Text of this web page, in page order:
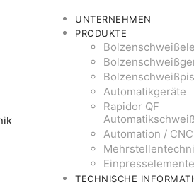
UNTERNEHMEN
PRODUKTE
Automatikgeräte
Rapidor QF
Automation / CNC
Einpresselemente
TECHNISCHE